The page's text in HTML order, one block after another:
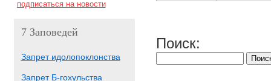
7 Заповедей
Запрет идолопоклонства
Запрет Б-гохульства
Поиск: